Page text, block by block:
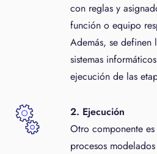
con reglas y
función o equipo
Además, se definen
sistemas
ejecución de las
2. Ejecución
Otro componente
procesos